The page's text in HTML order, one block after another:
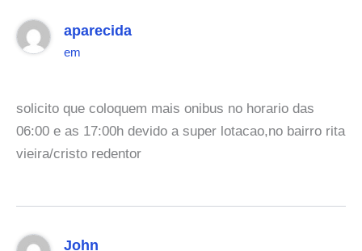
aparecida
em
solicito que coloquem mais onibus no horario das
06:00 e as 17:00h devido a super lotacao,no bairro rita
vieira/cristo redentor
John